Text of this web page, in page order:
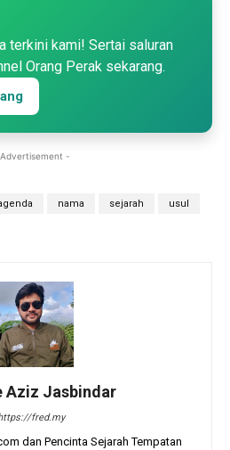
terkini kami! Sertai saluran
Orang Perak sekarang.
-
nama sejarah usul
Aziz Jasbindar
fred.my
dan Pencinta Sejarah Tempatan